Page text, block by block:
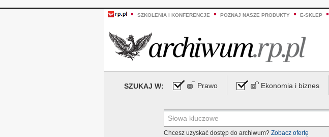
SZKOLENIA I KONFERENCJE POZNAJ NASZE PRODUKTY E-SKLEP
SZUKAJ W: Prawo Ekonomia i biznes
Chcesz uzyskać dostęp do archiwum? Zobacz ofertę